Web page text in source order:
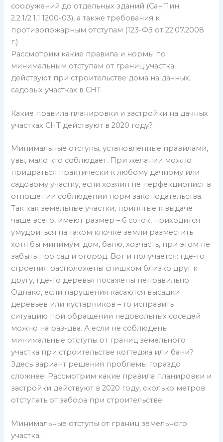
сооружений до отдельных зданий (СанПин
2.2.1/2.1.1.1200-03), а также требования к
противопожарным отступам (123-ФЗ от 22.07.2008
г.)
Рассмотрим какие правила и нормы по
минимальным отступам от границ участка
действуют при строительстве дома на дачных,
садовых участках в СНТ.
Какие правила планировки и застройки на дачных
участках СНТ действуют в 2020 году?
Минимальные отступы, установленные правилами,
увы, мало кто соблюдает. При желании можно
придраться практически к любому дачному или
садовому участку, если хозяин не перфекционист в
отношении соблюдении норм законодательства.
Так как земельные участки, принятые к выдаче
чаще всего, имеют размер – 6 соток, приходится
умудриться на таком клочке земли разместить
хотя бы минимум: дом, баню, хозчасть, при этом не
забыть про сад и огород. Вот и получается: где-то
строения расположены слишком близко друг к
другу, где-то деревья посажены неправильно.
Однако, если нарушения касаются высадки
деревьев или кустарников – то исправить
ситуацию при обращении недовольных соседей
можно на раз-два. А если не соблюдены
минимальные отступы от границ земельного
участка при строительстве коттеджа или бани?
Здесь вариант решения проблемы гораздо
сложнее. Рассмотрим какие правила планировки и
застройки действуют в 2020 году, сколько метров
отступать от забора при строительстве.
Минимальные отступы от границ земельного
участка: